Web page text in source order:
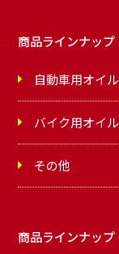
商品ラインナップ
自動車用オイル
バイク用オイル
その他
商品ラインナップ